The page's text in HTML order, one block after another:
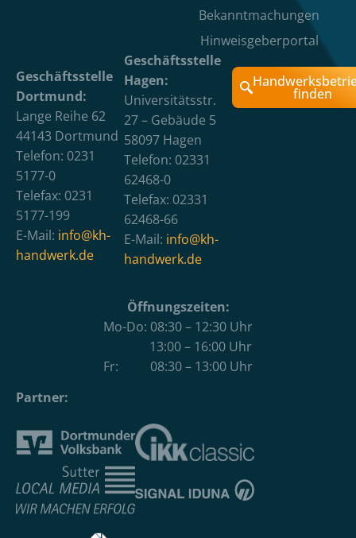
Bekanntmachungen
Hinweisgeberportal
Geschäftsstelle
Dortmund:
Lange Reihe 62
44143 Dortmund
Telefon: 0231
5177-0
Telefax: 0231
5177-199
E-Mail: info@kh-
handwerk.de
Geschäftsstelle
Hagen:
Universitätsstr.
27 – Gebäude 5
58097 Hagen
Telefon: 02331
62468-0
Telefax: 02331
62468-66
E-Mail: info@kh-
handwerk.de
finden
Öffnungszeiten:
Mo-Do: 08:30 – 12:30 Uhr
13:00 – 16:00 Uhr
Fr: 08:30 – 13:00 Uhr
Partner: